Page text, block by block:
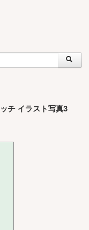
チ イラスト写真3